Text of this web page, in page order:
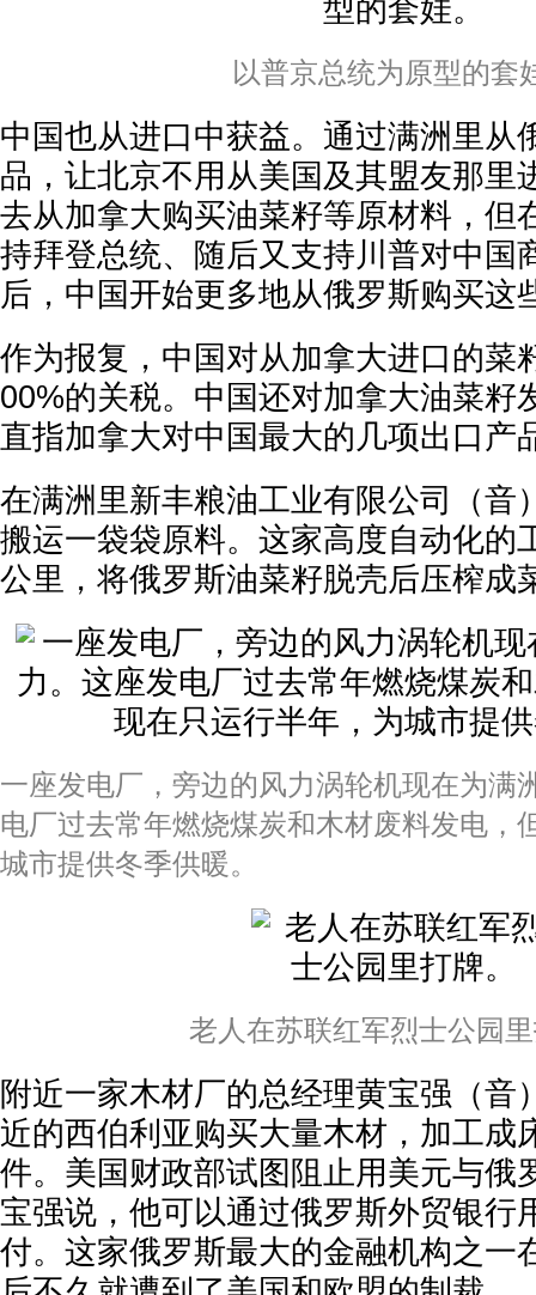
以普京总统为原型的套
中国也从进口中获益。通过满洲里从
品，让北京不用从美国及其盟友那里
去从加拿大购买油菜籽等原材料，但
持拜登总统、随后又支持川普对中国
后，中国开始更多地从俄罗斯购买这
作为报复，中国对从加拿大进口的菜
00%的关税。中国还对加拿大油菜籽
直指加拿大对中国最大的几项出口产
在满洲里新丰粮油工业有限公司（音
搬运一袋袋原料。这家高度自动化的
公里，将俄罗斯油菜籽脱壳后压榨成
一座发电厂，旁边的风力涡轮机现在为满
电厂过去常年燃烧煤炭和木材废料发电，
城市提供冬季供暖。
老人在苏联红军烈士公园
附近一家木材厂的总经理黄宝强（音
近的西伯利亚购买大量木材，加工成
件。美国财政部试图阻止用美元与俄
宝强说，他可以通过俄罗斯外贸银行
付。这家俄罗斯最大的金融机构之一